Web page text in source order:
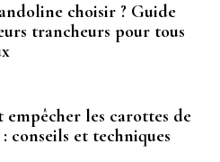
choisir ? Guide
trancheurs pour tous
empêcher les carottes de
conseils et techniques